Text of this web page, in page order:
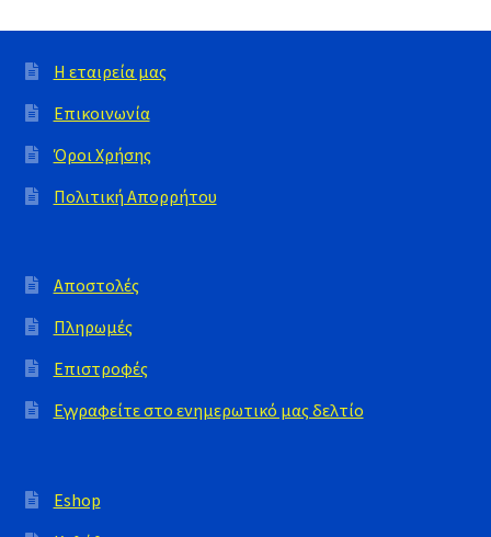
Η εταιρεία μας
Επικοινωνία
Όροι Χρήσης
Πολιτική Απορρήτου
Αποστολές
Πληρωμές
Επιστροφές
Εγγραφείτε στο ενημερωτικό μας δελτίο
Eshop